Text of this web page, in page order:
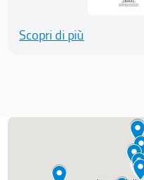
Scopri di più